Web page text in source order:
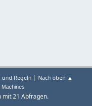
Regeln | Nach oben ▲
Machines
mit 21 Abfragen.